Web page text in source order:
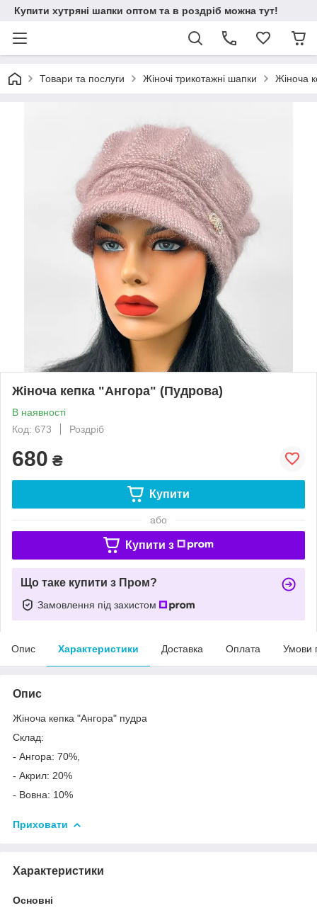
Купити хутряні шапки оптом та в роздріб можна тут!
Товари та послуги Жіночі трикотажні шапки Жіноча
Жіноча кепка "Ангора" (Пудрова)
В наявності
Код: 673
Роздріб
680 ₴
Купити
або
Купити з
Що таке купити з Пром?
Замовлення під захистом
Опис Характеристики Доставка Оплата Умови
Опис
Жіноча кепка "Ангора" пудра
Склад:
- Ангора: 70%,
- Акрил: 20%
- Вовна: 10%
Приховати
Характеристики
Основні